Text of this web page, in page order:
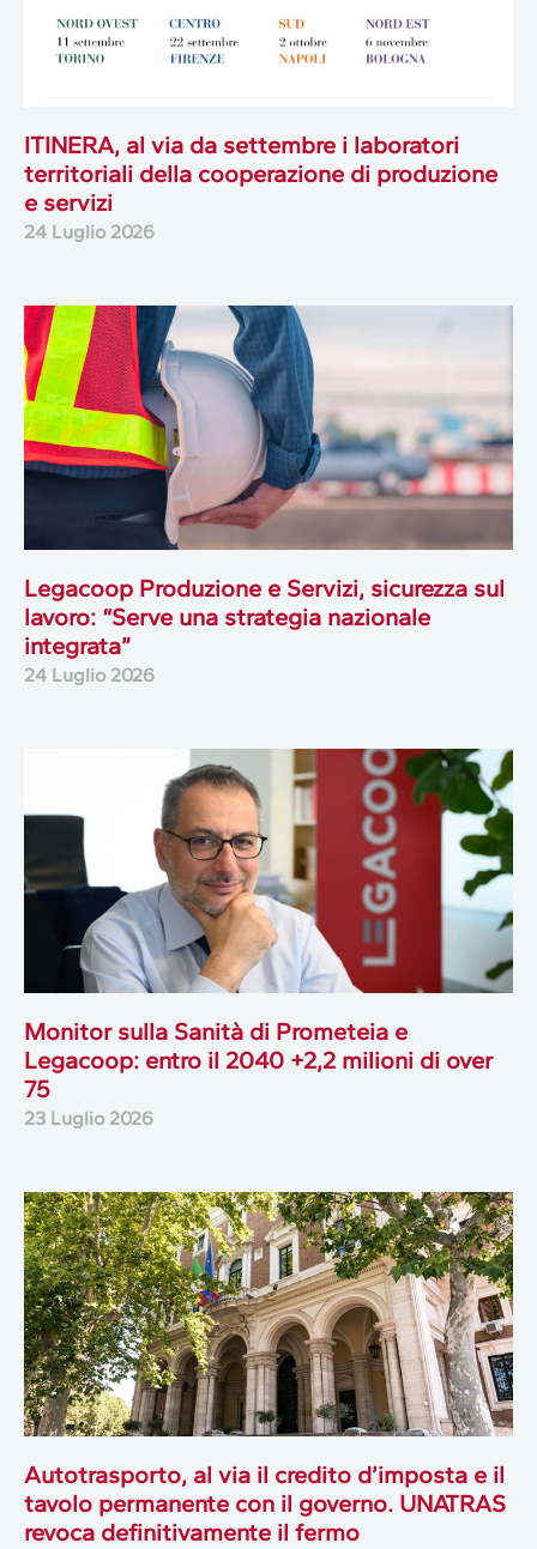
ITINERA, al via da settembre i laboratori
territoriali della cooperazione di produzione
e servizi
24 Luglio 2026
Legacoop Produzione e Servizi, sicurezza sul
lavoro: “Serve una strategia nazionale
integrata”
24 Luglio 2026
Monitor sulla Sanità di Prometeia e
Legacoop: entro il 2040 +2,2 milioni di over
75
23 Luglio 2026
Autotrasporto, al via il credito d’imposta e il
tavolo permanente con il governo. UNATRAS
revoca definitivamente il fermo